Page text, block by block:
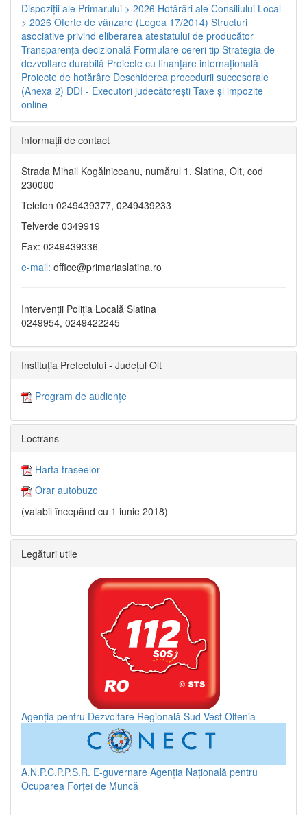
Dispoziţii ale Primarului > 2026 Hotărâri ale Consiliului Local
> 2026 Oferte de vânzare (Legea 17/2014) Structuri
asociative privind eliberarea atestatului de producător
Transparenţa decizională Formulare cereri tip Strategia de
dezvoltare durabilă Proiecte cu finanţare internaţională
Proiecte de hotărâre Deschiderea procedurii succesorale
(Anexa 2) DDI - Executori judecătorești Taxe şi impozite
online
Informaţii de contact
Strada Mihail Kogălniceanu, numărul 1, Slatina, Olt, cod
230080
Telefon 0249439377, 0249439233
Telverde 0349919
Fax: 0249439336
e-mail: office@primariaslatina.ro
Intervenții Poliția Locală Slatina
0249954, 0249422245
Instituția Prefectului - Județul Olt
Program de audiențe
Loctrans
Harta traseelor
Orar autobuze
(valabil începând cu 1 iunie 2018)
Legături utile
Agenția pentru Dezvoltare Regională Sud-Vest Oltenia
A.N.P.C.P.P.S.R. E-guvernare Agenția Națională pentru
Ocuparea Forței de Muncă